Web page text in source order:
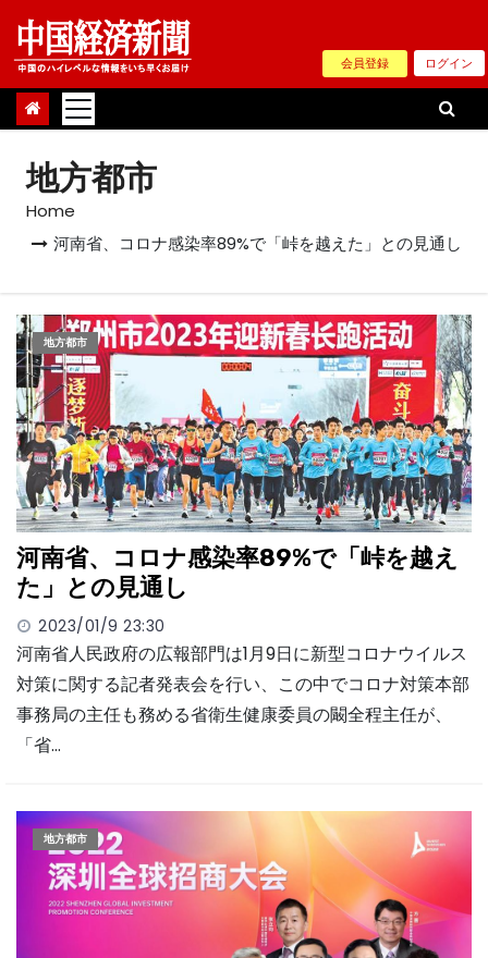
Skip
content
会員登録 ログイン
地方都市
Home
河南省、コロナ感染率89%で「峠を越えた」との見通し
地方都市
河南省、コロナ感染率89%で「峠を越え
た」との見通し
2023/01/9 23:30
河南省人民政府の広報部門は1月9日に新型コロナウイルス
対策に関する記者発表会を行い、この中でコロナ対策本部
事務局の主任も務める省衛生健康委員の闞全程主任が、
「省…
地方都市